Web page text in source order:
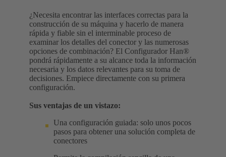
¿Necesita encontrar las interfaces correctas para la
construcción de su máquina y hacerlo de manera
rápida y fiable sin el interminable proceso de
examinar los detalles del conector y las numerosas
opciones de combinación? El Configurador Han®
pondrá rápidamente a su alcance toda la información
necesaria y los datos relevantes para su toma de
decisiones. Empiece directamente con su primera
configuración.
Sus ventajas de un vistazo:
Una configuración guiada: solo unos pocos
pasos para obtener una solución completa de
conectores